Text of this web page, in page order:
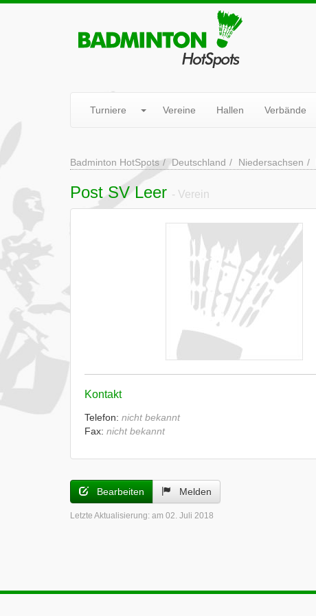
Turniere Vereine Hallen Verbände
Badminton HotSpots Deutschland Niedersachsen
Post SV Leer - Verein
Kontakt
Telefon: nicht bekannt
Fax: nicht bekannt
Bearbeiten Melden
Letzte Aktualisierung: am 02. Juli 2018